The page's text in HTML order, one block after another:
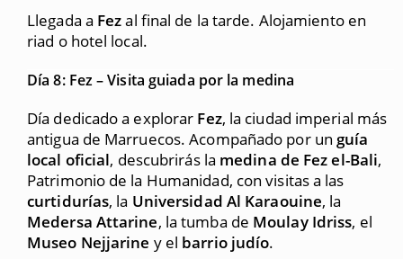
Llegada a Fezal final de la tarde. Alojamiento en
riad o hotel local.
Día 8: Fez – Visita guiada por la medina
Día dedicado a explorar Fez, la ciudad imperial más
antigua de Marruecos. Acompañado por un guía
local oficial, descubrirás la medina de Fez el-Bali,
Patrimonio de la Humanidad, con visitas a las
curtidurías, la Universidad Al Karaouine, la
Medersa Attarine, la tumba de Moulay Idriss, el
Museo Nejjarine y el barrio judío.